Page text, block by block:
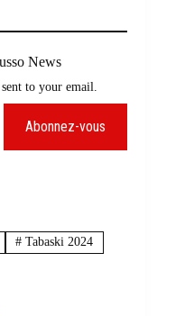
News
to your email.
Abonnez-vous
# Tabaski 2024